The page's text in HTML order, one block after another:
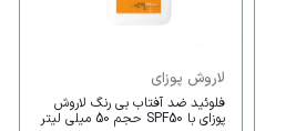
لاروش پوزای
فلوئید ضد آفتاب بی رنگ لاروش
پوزای با SPF50 حجم 50 میلی لیتر